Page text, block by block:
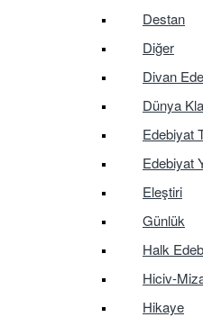
Destan
Diğer
Divan
Dünya
Edebiyat
Edebiyat
Eleştiri
Günlük
Halk
Hiciv-
Hikaye